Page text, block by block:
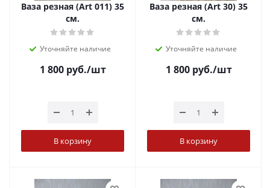
Ваза резная (Art 011) 35
см.
Уточняйте наличие
1 800руб./шт
В корзину
Ваза резная (Art 30) 35
см.
Уточняйте наличие
1 800руб./шт
В корзину